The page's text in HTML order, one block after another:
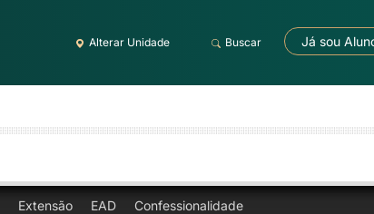
Alterar Unidade Buscar Já sou
Extensão EAD Confessionalidade